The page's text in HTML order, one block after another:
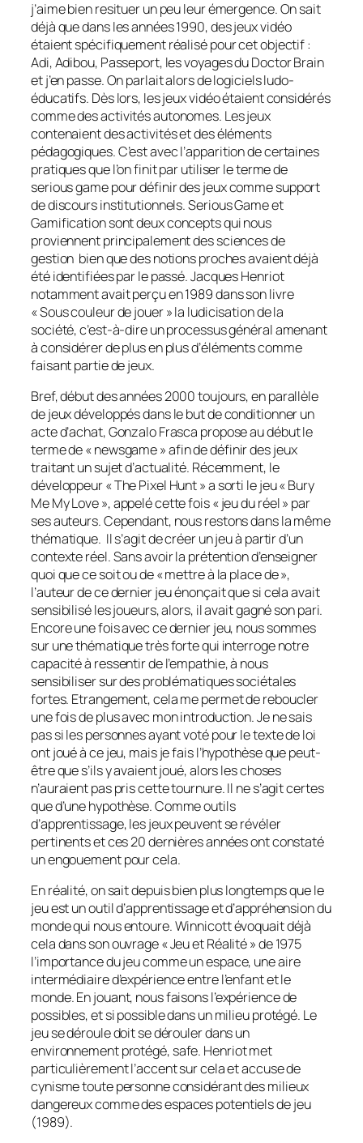
j’aime bien resituer un peu leur émergence. On sait
déjà que dans les années 1990, des jeux vidéo
étaient spécifiquement réalisé pour cet objectif :
Adi, Adibou, Passeport, les voyages du Doctor Brain
et j’en passe. On parlait alors de logiciels ludo-
éducatifs. Dès lors, les jeux vidéo étaient considérés
comme des activités autonomes. Les jeux
contenaient des activités et des éléments
pédagogiques. C’est avec l’apparition de certaines
pratiques que l’on finit par utiliser le terme de
serious gamepour définir des jeux comme support
de discours institutionnels.Serious Gameet
Gamificationsont deux concepts qui nous
proviennent principalement des sciences de
gestion bien que des notions proches avaient déjà
été identifiées par le passé. Jacques Henriot
notamment avait perçu en 1989 dans son livre
« Sous couleur de jouer » la ludicisation de la
société, c’est-à-dire un processus général amenant
à considérer de plus en plus d’éléments comme
faisant partie de jeux.
Bref, début des années 2000 toujours, en parallèle
de jeux développés dans le but de conditionner un
acte d’achat, Gonzalo Frasca propose au début le
terme de «newsgame» afin de définir des jeux
traitant un sujet d’actualité. Récemment, le
développeur « The Pixel Hunt » a sorti le jeu « Bury
Me My Love », appelé cette fois « jeu du réel » par
ses auteurs. Cependant, nous restons dans la même
thématique. Il s’agit de créer un jeu à partir d’un
contexte réel. Sans avoir la prétention d’enseigner
quoi que ce soit ou de « mettre à la place de »,
l’auteur de ce dernier jeu énonçait que si cela avait
sensibilisé les joueurs, alors, il avait gagné son pari.
Encore une fois avec ce dernier jeu, nous sommes
sur une thématique très forte qui interroge notre
capacité à ressentir de l’empathie, à nous
sensibiliser sur des problématiques sociétales
fortes. Etrangement, cela me permet de reboucler
une fois de plus avec mon introduction. Je ne sais
pas si les personnes ayant voté pour le texte de loi
ont joué à ce jeu, mais je fais l’hypothèse que peut-
être que s’ils y avaient joué, alors les choses
n’auraient pas pris cette tournure. Il ne s’agit certes
que d’une hypothèse. Comme outils
d’apprentissage, les jeux peuvent se révéler
pertinents et ces 20 dernières années ont constaté
un engouement pour cela.
En réalité, on sait depuis bien plus longtemps que le
jeu est un outil d’apprentissage et d’appréhension du
monde qui nous entoure. Winnicott évoquait déjà
cela dans son ouvrage « Jeu et Réalité » de 1975
l’importance du jeu comme un espace, une aire
intermédiaire d’expérience entre l’enfant et le
monde. En jouant, nous faisons l’expérience de
possibles, et si possible dans un milieu protégé. Le
jeu se déroule doit se dérouler dans un
environnement protégé, safe. Henriot met
particulièrement l’accent sur cela et accuse de
cynisme toute personne considérant des milieux
dangereux comme des espaces potentiels de jeu
(1989).